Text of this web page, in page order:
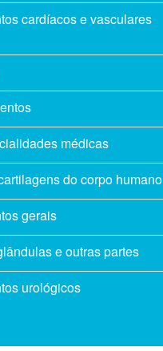
cardíacos e vasculares
médicas
do corpo humano
gerais
e outras partes
urológicos